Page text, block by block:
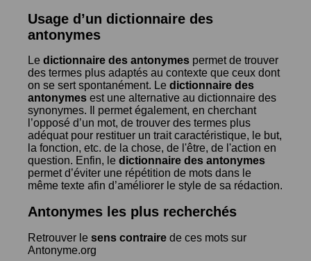
Usage d’un dictionnaire des
antonymes
Le dictionnaire des antonymes permet de trouver
des termes plus adaptés au contexte que ceux dont
on se sert spontanément. Le dictionnaire des
antonymes est une alternative au dictionnaire des
synonymes. Il permet également, en cherchant
l’opposé d’un mot, de trouver des termes plus
adéquat pour restituer un trait caractéristique, le but,
la fonction, etc. de la chose, de l'être, de l'action en
question. Enfin, le dictionnaire des antonymes
permet d’éviter une répétition de mots dans le
même texte afin d’améliorer le style de sa rédaction.
Antonymes les plus recherchés
Retrouver le sens contraire de ces mots sur
Antonyme.org